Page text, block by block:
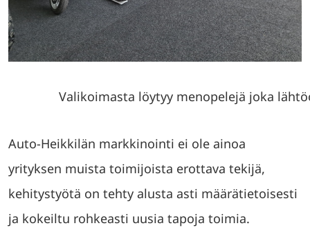
Valikoimasta löytyy menopelejä joka
Auto-Heikkilän markkinointi ei ole ainoa
yrityksen muista toimijoista erottava tekijä,
kehitystyötä on tehty alusta asti määrätietoisesti
ja kokeiltu rohkeasti uusia tapoja toimia.